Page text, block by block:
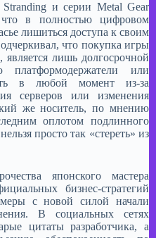
и серии Metal Gear
в полностью цифровом
лишиться доступа к своим
что покупка игры
лишь долгосрочной
платформодержатели или
в любой момент из-за
серверов или изменения
же носитель, по мнению
оплотом подлинного
просто так «стереть» из
японского мастера
бизнес-стратегий
с новой силой начали
В социальных сетях
цитаты разработчика, а